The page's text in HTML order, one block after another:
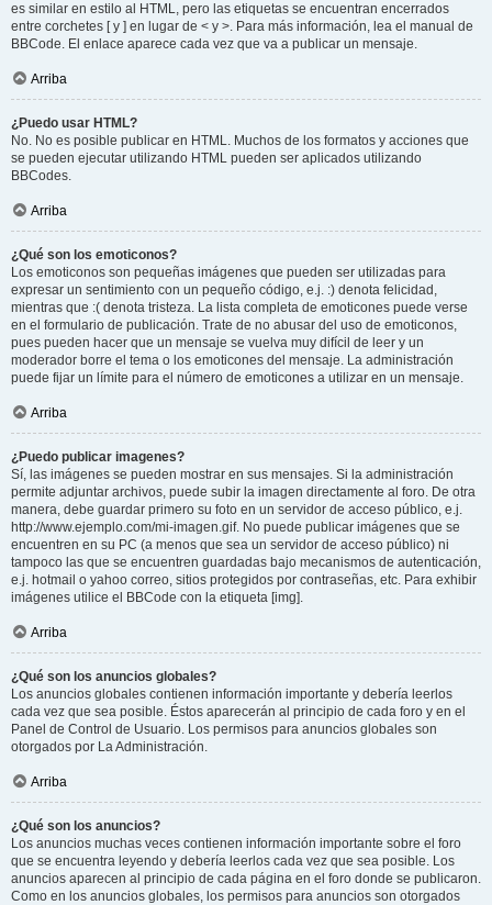
es similar en estilo al HTML, pero las etiquetas se encuentran encerrados
entre corchetes [ y ] en lugar de < y >. Para más información, lea el manual de
BBCode. El enlace aparece cada vez que va a publicar un mensaje.
Arriba
¿Puedo usar HTML?
No. No es posible publicar en HTML. Muchos de los formatos y acciones que
se pueden ejecutar utilizando HTML pueden ser aplicados utilizando
BBCodes.
Arriba
¿Qué son los emoticonos?
Los emoticonos son pequeñas imágenes que pueden ser utilizadas para
expresar un sentimiento con un pequeño código, e.j. :) denota felicidad,
mientras que :( denota tristeza. La lista completa de emoticones puede verse
en el formulario de publicación. Trate de no abusar del uso de emoticonos,
pues pueden hacer que un mensaje se vuelva muy difícil de leer y un
moderador borre el tema o los emoticones del mensaje. La administración
puede fijar un límite para el número de emoticones a utilizar en un mensaje.
Arriba
¿Puedo publicar imagenes?
Sí, las imágenes se pueden mostrar en sus mensajes. Si la administración
permite adjuntar archivos, puede subir la imagen directamente al foro. De otra
manera, debe guardar primero su foto en un servidor de acceso público, e.j.
http://www.ejemplo.com/mi-imagen.gif. No puede publicar imágenes que se
encuentren en su PC (a menos que sea un servidor de acceso público) ni
tampoco las que se encuentren guardadas bajo mecanismos de autenticación,
e.j. hotmail o yahoo correo, sitios protegidos por contraseñas, etc. Para exhibir
imágenes utilice el BBCode con la etiqueta [img].
Arriba
¿Qué son los anuncios globales?
Los anuncios globales contienen información importante y debería leerlos
cada vez que sea posible. Éstos aparecerán al principio de cada foro y en el
Panel de Control de Usuario. Los permisos para anuncios globales son
otorgados por La Administración.
Arriba
¿Qué son los anuncios?
Los anuncios muchas veces contienen información importante sobre el foro
que se encuentra leyendo y debería leerlos cada vez que sea posible. Los
anuncios aparecen al principio de cada página en el foro donde se publicaron.
Como en los anuncios globales, los permisos para anuncios son otorgados